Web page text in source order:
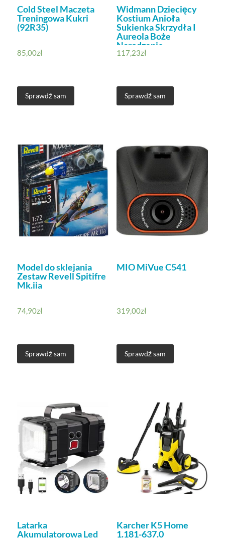
Cold Steel Maczeta
Treningowa Kukri
(92R35)
85,00zł
Sprawdź sam
Widmann Dziecięcy
Kostium Anioła
Sukienka Skrzydła I
Aureola Boże
Narodzenie
117,23zł
Sprawdź sam
Model do sklejania
Zestaw Revell Spitifre
Mk.iia
74,90zł
Sprawdź sam
MIO MiVue C541
319,00zł
Sprawdź sam
Latarka
Akumulatorowa Led
Karcher K5 Home
1.181-637.0